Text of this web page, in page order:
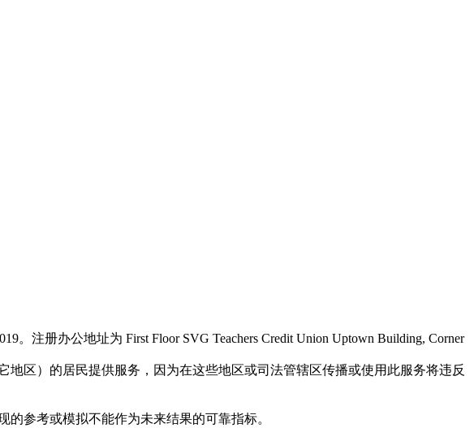
。注册办公地址为 First Floor SVG Teachers Credit Union Uptown Building, Corner
区）的居民提供服务，因为在这些地区或司法管辖区传播或使用此服务将违反
参考或模拟不能作为未来结果的可靠指标。